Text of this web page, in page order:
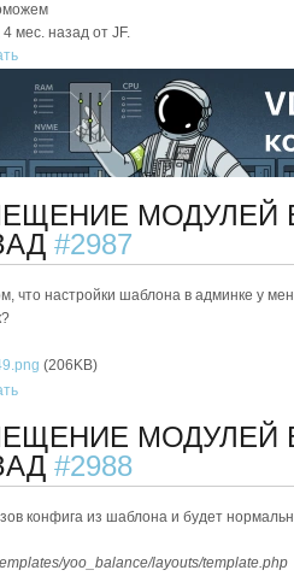
мес. назад от JF.
МОДУЛЕЙ
#2987
что настройки шаблона в админке у
(206KB)
МОДУЛЕЙ
#2988
конфига из шаблона и будет
yoo_balance/layouts/template.php